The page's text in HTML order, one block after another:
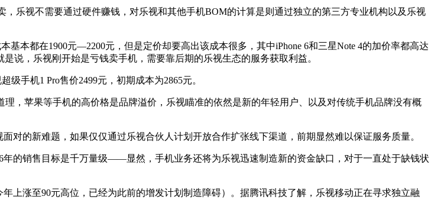
乐视不需要通过硬件赚钱，对乐视和其他手机BOM的计算是则通过独立的第三方专业机构以及乐视
基本都在1900元—2200元，但是定价却要高出该成本很多，其中iPhone 6和三星Note 4的加价率都高达
说，乐视刚开始是亏钱卖手机，需要靠后期的乐视生态的服务获取利益。
手机1 Pro售价2499元，初期成本为2865元。
，苹果等手机的高价格是品牌溢价，乐视瞄准的依然是新的年轻用户、以及对传统手机品牌没有概
对的新难题，如果仅仅通过乐视合伙人计划开放合作扩张线下渠道，前期显然难以保证服务质量。
的销售目标是千万量级——显然，手机业务还将为乐视迅速制造新的资金缺口，对于一直处于缺钱状
上涨至90元高位，已经为此前的增发计划制造障碍）。据腾讯科技了解，乐视移动正在寻求独立融